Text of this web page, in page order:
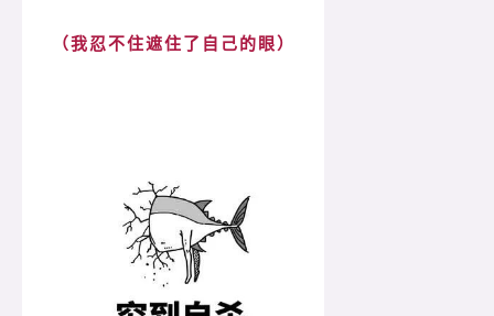
（我忍不住遮住了自己的眼）